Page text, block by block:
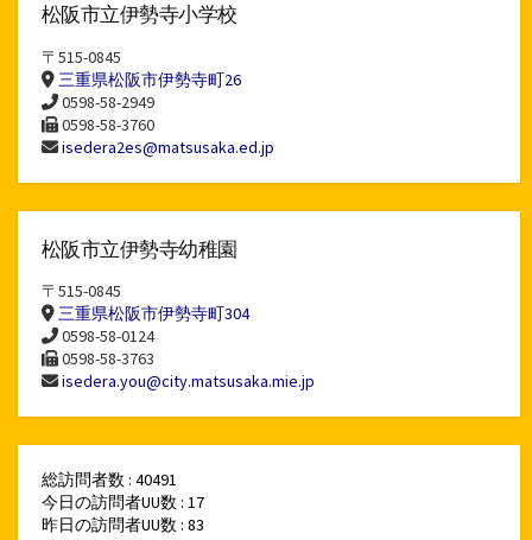
松阪市立伊勢寺小学校
〒515-0845
三重県松阪市伊勢寺町26
0598-58-2949
0598-58-3760
isedera2es@matsusaka.ed.jp
松阪市立伊勢寺幼稚園
〒515-0845
三重県松阪市伊勢寺町304
0598-58-0124
0598-58-3763
isedera.you@city.matsusaka.mie.jp
総訪問者数 : 40491
今日の訪問者UU数 : 17
昨日の訪問者UU数 : 83